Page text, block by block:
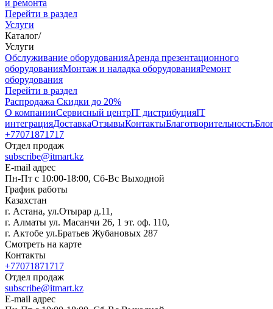
и ремонта
Перейти в раздел
Услуги
Каталог/
Услуги
Oбслуживание оборудованияАренда презентационного
оборудованияМонтаж и наладка оборудованияРемонт
оборудования
Перейти в раздел
Распродажа Скидки до 20%
О компанииСервисный центрIT дистрибуцияIT
интеграцияДоставкаОтзывыКонтактыБлаготворительность
+77071871717
Отдел продаж
subscribe@itmart.kz
E-mail адрес
Пн-Пт с 10:00-18:00, Сб-Вс Выходной
График работы
Казахстан
г. Астана, ул.Отырар д.11,
г. Алматы ул. Масанчи 26, 1 эт. оф. 110,
г. Актобе ул.Братьев Жубановых 287
Смотреть на карте
Контакты
+77071871717
Отдел продаж
subscribe@itmart.kz
E-mail адрес